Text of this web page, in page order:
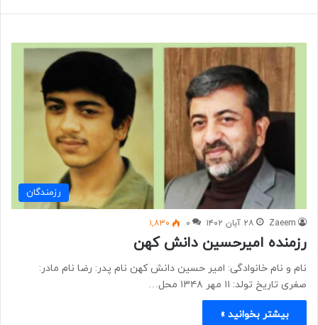
رزمندگان
Zaeem ۲۸ آبان ۱۴۰۲ ۰ ۱,۸۳۰
رزمنده امیرحسین دانش کهن
نام و نام خانوادگی: امیر حسین دانش کهن نام پدر: رضا نام مادر:
صغری تاریخ تولد: ۱۱ مهر ۱۳۴۸ محل…
بیشتر بخوانید »